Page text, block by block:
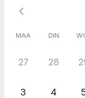
✨ I am only a 30
bewust in te plannen.
MAA DIN
27 28
3 4